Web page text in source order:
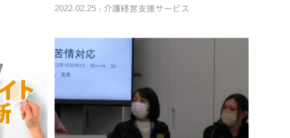
2022.02.25 介護経営支援サービス